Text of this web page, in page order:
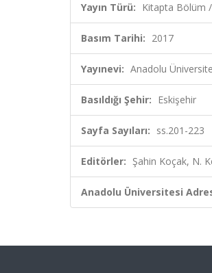
Yayın Türü: Kitapta Bölüm
Basım Tarihi: 2017
Yayınevi: Anadolu
Basıldığı Şehir: Eskişehir
Sayfa Sayıları: ss.201-223
Editörler: Şahin Koçak, N.
Anadolu Üniversitesi